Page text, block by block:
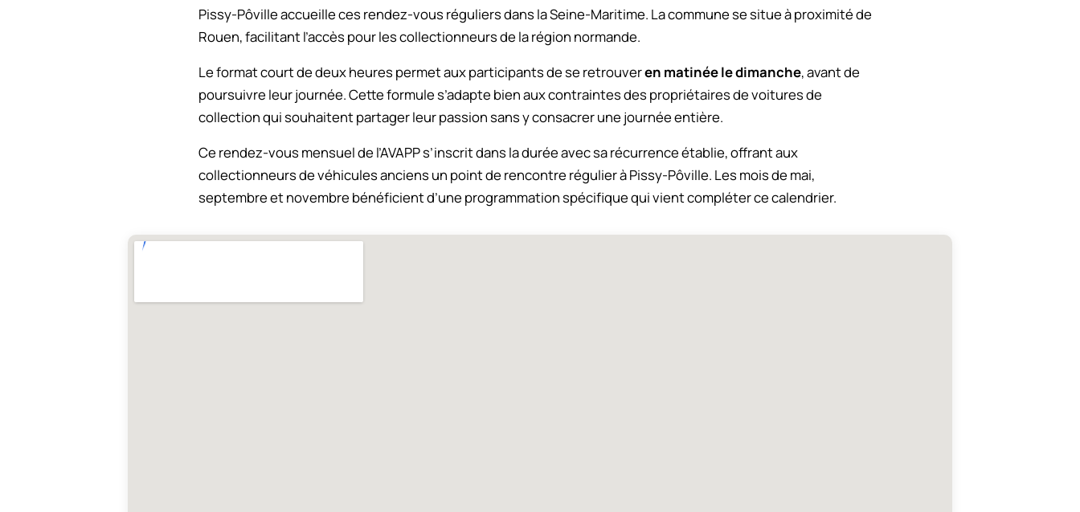
Pissy-Pôville accueille ces rendez-vous réguliers dans la Seine-Maritime. La commune se situe à proximité de
Rouen, facilitant l’accès pour les collectionneurs de la région normande.
Le format court de deux heures permet aux participants de se retrouveren matinée le dimanche, avant de
poursuivre leur journée. Cette formule s’adapte bien aux contraintes des propriétaires de voitures de
collection qui souhaitent partager leur passion sans y consacrer une journée entière.
Ce rendez-vous mensuel de l’AVAPP s’inscrit dans la durée avec sa récurrence établie, offrant aux
collectionneurs de véhicules anciens un point de rencontre régulier à Pissy-Pôville. Les mois de mai,
septembre et novembre bénéficient d’une programmation spécifique qui vient compléter ce calendrier.